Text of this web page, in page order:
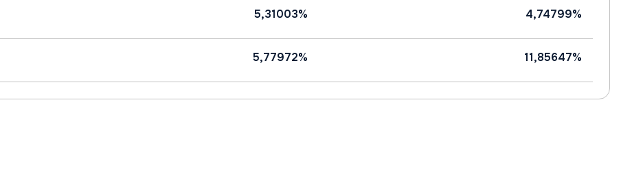
5,31003% 4,74799%
5,77972% 11,85647%